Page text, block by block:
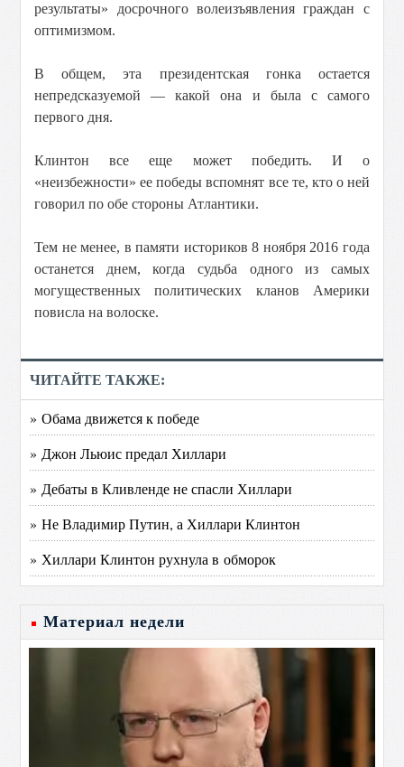
результаты» досрочного волеизъявления граждан с
оптимизмом.
В общем, эта президентская гонка остается
непредсказуемой — какой она и была с самого
первого дня.
Клинтон все еще может победить. И о
«неизбежности» ее победы вспомнят все те, кто о ней
говорил по обе стороны Атлантики.
Тем не менее, в памяти историков 8 ноября 2016 года
останется днем, когда судьба одного из самых
могущественных политических кланов Америки
повисла на волоске.
ЧИТАЙТЕ ТАКЖЕ:
» Обама движется к победе
» Джон Льюис предал Хиллари
» Дебаты в Кливленде не спасли Хиллари
» Не Владимир Путин, а Хиллари Клинтон
» Хиллари Клинтон рухнула в обморок
Материал недели